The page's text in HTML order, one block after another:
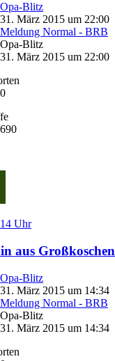
Opa-Blitz
31. März 2015 um 22:00
Meldung Normal - BRB
Opa-Blitz
31. März 2015 um 22:00
0
690
14 Uhr
aus Großkoschen
Opa-Blitz
31. März 2015 um 14:34
Meldung Normal - BRB
Opa-Blitz
31. März 2015 um 14:34